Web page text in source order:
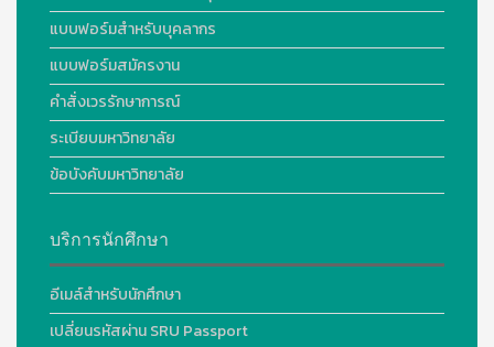
แบบฟอร์มสำหรับบุคลากร
แบบฟอร์มสมัครงาน
คำสั่งเวรรักษาการณ์
ระเบียบมหาวิทยาลัย
ข้อบังคับมหาวิทยาลัย
บริการนักศึกษา
อีเมล์สำหรับนักศึกษา
เปลี่ยนรหัสผ่าน SRU Passport